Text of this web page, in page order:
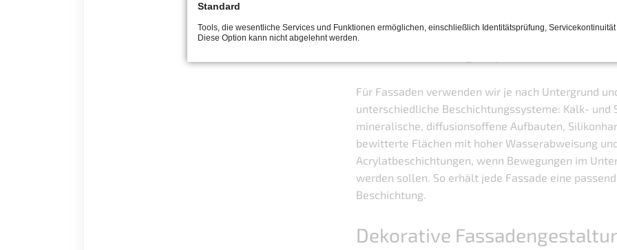
Fassadenanstriche und
Für Fassaden verwenden wir je nach Untergrund
unterschiedliche Beschichtungssysteme: Kalk- und
mineralische, diffusionsoffene Aufbauten,
bewitterte Flächen mit hoher Wasserabweisung
Acrylatbeschichtungen, wenn Bewegungen im
werden sollen. So erhält jede Fassade eine
Beschichtung.
Dekorative
Standard
Tools, die wesentliche Services und Funktionen ermöglichen, einschließlich Identitätsprüfung,
Diese Option kann nicht abgelehnt werden.